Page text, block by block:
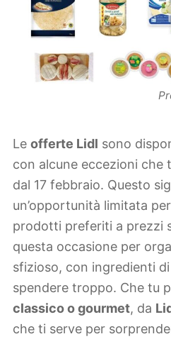
Le offerte Lidl sono
con alcune eccezioni che
dal 17 febbraio. Questo
un’opportunità limitata
prodotti preferiti a prezzi
questa occasione per
sfizioso, con ingredienti
spendere troppo. Che tu
classico o gourmet, da
che ti serve per